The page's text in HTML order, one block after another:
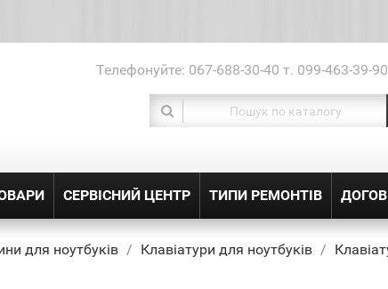
Телефонуйте: 067-688-30-40 т. 099-463-39-
СЕРВІСНИЙ ЦЕНТР ТИПИ РЕМОНТІВ
для ноутбуків Клавіатури для ноутбуків